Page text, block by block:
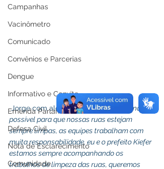
Campanhas
Vacinômetro
Comunicado
Convênios e Parcerias
Dengue
Informativo e Convite
Emenda Parlamentar
Defesa Civil
Nota de Esclarecimento
Comunidade
Jorge com alegria diz ''Estamos fazendo o
possível para que nossas ruas estejam
sempre limpas, as equipes trabalham com
muita responsabilidade, eu e o prefeito Kiefer
estamos sempre acompanhando os
trabalhos de limpeza das ruas, queremos